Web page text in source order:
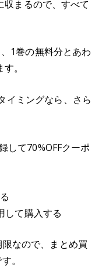
まるので、すべて
1巻の無料分とあわ
。
イミングなら、さら
して70%OFFクーポ
して購入する
なので、まとめ買
。